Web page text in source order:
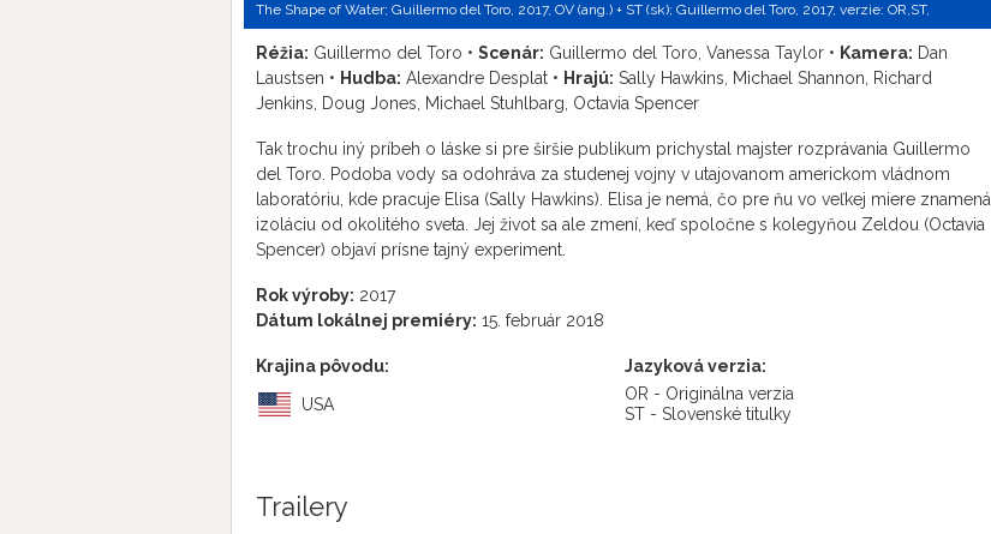
The Shape of Water; Guillermo del Toro, 2017, OV (ang.) + ST (sk); Guillermo del Toro, 2017, verzie: OR,ST,
Réžia: Guillermo del Toro • Scenár: Guillermo del Toro, Vanessa Taylor • Kamera: Dan
Laustsen • Hudba: Alexandre Desplat • Hrajú: Sally Hawkins, Michael Shannon, Richard
Jenkins, Doug Jones, Michael Stuhlbarg, Octavia Spencer
Tak trochu iný príbeh o láske si pre širšie publikum prichystal majster rozprávania Guillermo
del Toro. Podoba vody sa odohráva za studenej vojny v utajovanom americkom vládnom
laboratóriu, kde pracuje Elisa (Sally Hawkins). Elisa je nemá, čo pre ňu vo veľkej miere znamená
izoláciu od okolitého sveta. Jej život sa ale zmení, keď spoločne s kolegyňou Zeldou (Octavia
Spencer) objaví prísne tajný experiment.
Rok výroby: 2017
Dátum lokálnej premiéry: 15. február 2018
Krajina pôvodu:
USA
Jazyková verzia:
OR - Originálna verzia
ST - Slovenské titulky
Trailery